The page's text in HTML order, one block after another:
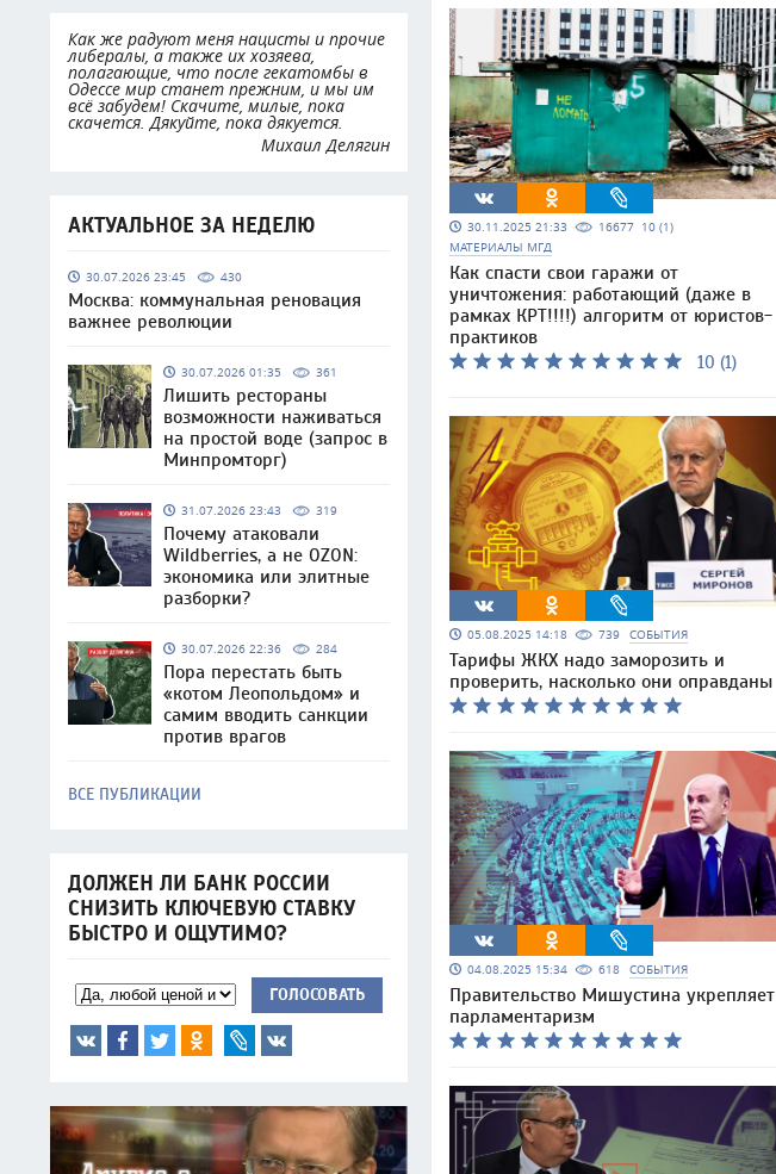
Как же радуют меня нацисты и прочие
либералы, а также их хозяева,
полагающие, что после гекатомбы в
Одессе мир станет прежним, и мы им
всё забудем! Скачите, милые, пока
скачется. Дякуйте, пока дякуется.
Михаил Делягин
АКТУАЛЬНОЕ ЗА НЕДЕЛЮ
30.07.2026 23:45 430
Москва: коммунальная реновация
важнее революции
30.07.2026 01:35 361
Лишить рестораны
возможности наживаться
на простой воде (запрос в
Минпромторг)
31.07.2026 23:43 319
Почему атаковали
Wildberries, а не OZON:
экономика или элитные
разборки?
30.07.2026 22:36 284
Пора перестать быть
«котом Леопольдом» и
самим вводить санкции
против врагов
ВСЕ ПУБЛИКАЦИИ
ДОЛЖЕН ЛИ БАНК РОССИИ
СНИЗИТЬ КЛЮЧЕВУЮ СТАВКУ
БЫСТРО И ОЩУТИМО?
ГОЛОСОВАТЬ
30.11.2025 21:33 16677 10 (1)
МАТЕРИАЛЫ МГД
Как спасти свои гаражи от
уничтожения: работающий (даже в
рамках КРТ!!!!) алгоритм от юристов-
практиков
10 (1)
05.08.2025 14:18 739 СОБЫТИЯ
Тарифы ЖКХ надо заморозить и
проверить, насколько они оправданы
04.08.2025 15:34 618 СОБЫТИЯ
Правительство Мишустина укрепляет
парламентаризм